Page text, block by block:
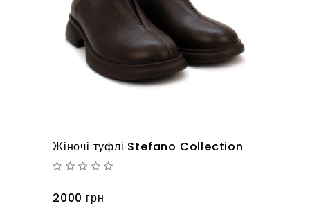
Жіночі туфлі Stefano Collection
2000 грн